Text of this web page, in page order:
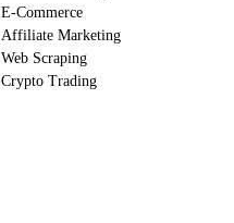
E-Commerce
Affiliate Marketing
Web Scraping
Crypto Trading